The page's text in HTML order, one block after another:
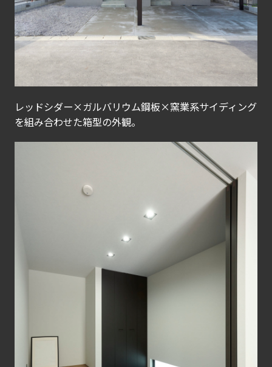
レッドシダー×ガルバリウム鋼板×窯業系サイディング
を組み合わせた箱型の外観。